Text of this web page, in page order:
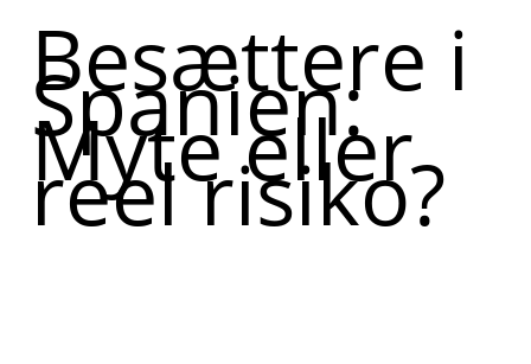
Besættere i
Spanien:
Myte eller
reel risiko?